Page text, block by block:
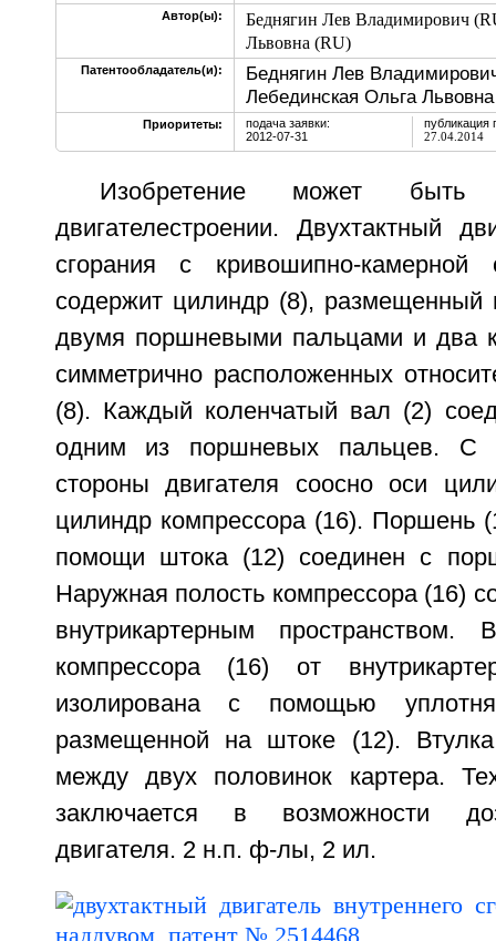
Автор(ы):
Беднягин Лев Владимирович
Львовна (RU)
Патентообладатель(и):
Беднягин Лев
Лебединская Ольга
Приоритеты:
подача заявки:
2012-07-31
публикация
27.04.2014
Изобретение может быть
двигателестроении. Двухтактный
сгорания с кривошипно-камерной
содержит цилиндр (8),
двумя поршневыми пальцами и два
симметрично расположенных
(8). Каждый коленчатый вал (2)
одним из поршневых пальцев. С
стороны двигателя соосно оси
цилиндр компрессора (16). Поршень
помощи штока (12) соединен с
Наружная полость компрессора (16)
внутрикартерным пространством.
компрессора (16) от
изолирована с помощью
размещенной на штоке (12).
между двух половинок картера.
заключается в возможности
двигателя. 2 н.п. ф-лы, 2 ил.